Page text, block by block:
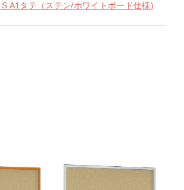
A1タテ（ステン/ホワイトボード仕様)